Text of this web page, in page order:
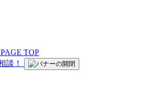
PAGE TOP